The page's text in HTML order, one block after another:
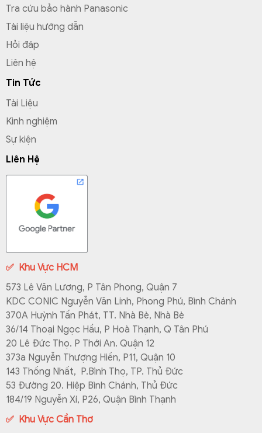
Tra cứu bảo hành Panasonic
Tài liệu hướng dẫn
Hỏi đáp
Liên hệ
Tin Tức
Tài Liệu
Kinh nghiệm
Sự kiện
Liên Hệ
✅ Khu Vực HCM
573 Lê Văn Lương, P Tân Phong, Quận 7
KDC CONIC Nguyễn Văn Linh, Phong Phú, Bình Chánh
370A Huỳnh Tấn Phát, TT. Nhà Bè, Nhà Bè
36/14 Thoại Ngọc Hầu, P Hoà Thạnh, Q Tân Phú
20 Lê Đức Thọ. P Thới An. Quận 12
373a Nguyễn Thượng Hiền, P11, Quận 10
143 Thống Nhất, P.Bình Thọ, TP. Thủ Đức
53 Đường 20. Hiệp Bình Chánh, Thủ Đức
184/19 Nguyễn Xí, P26, Quận Bình Thạnh
✅ Khu Vực Cần Thơ